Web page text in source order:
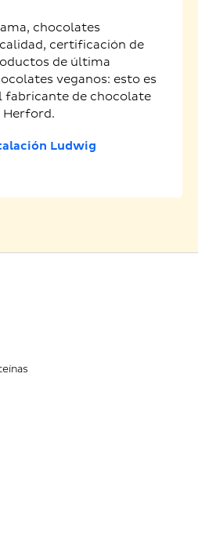
chocolates
certificación de
de última
veganos: esto es
fabricante de chocolate
Herford.
Ludwig